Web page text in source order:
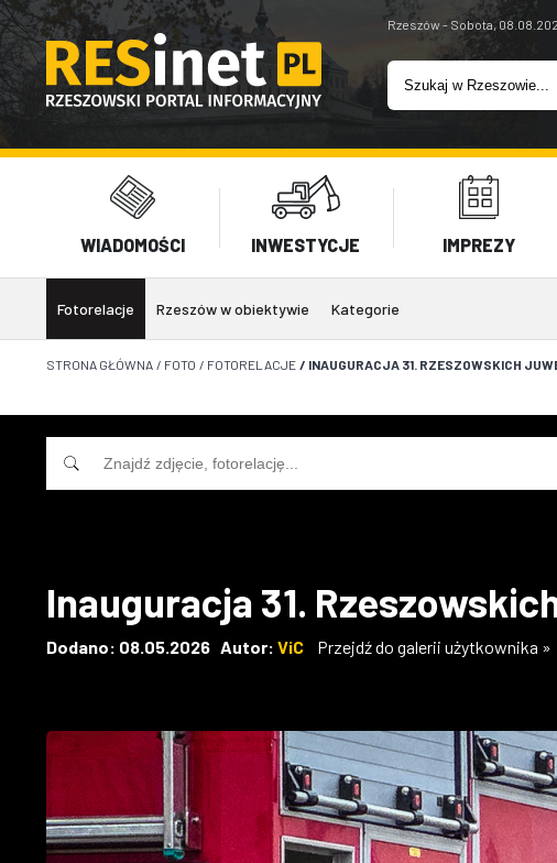
Rzeszów - Sobota,
WIADOMOŚCI INWESTYCJE IMPREZY
Fotorelacje Rzeszów w obiektywie Kategorie
STRONA GŁÓWNA / FOTO / FOTORELACJE / INAUGURACJA 31. RZESZOWSKICH
Inauguracja 31.
Dodano: 08.05.2026 Autor: ViC Przejdź do galerii użytkownika »